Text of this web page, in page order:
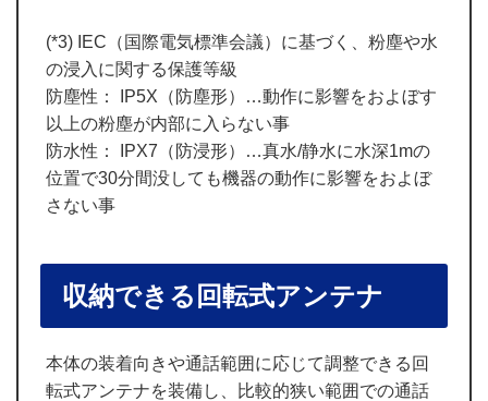
(*3) IEC（国際電気標準会議）に基づく、粉塵や水
の浸入に関する保護等級
防塵性： IP5X（防塵形）…動作に影響をおよぼす
以上の粉塵が内部に入らない事
防水性： IPX7（防浸形）…真水/静水に水深1mの
位置で30分間没しても機器の動作に影響をおよぼ
さない事
収納できる回転式アンテナ
本体の装着向きや通話範囲に応じて調整できる回
転式アンテナを装備し、比較的狭い範囲での通話